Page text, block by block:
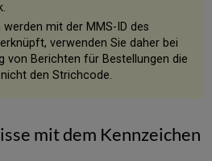
werden mit der MMS-ID des
verwenden Sie daher bei
von Berichten für Bestellungen die
den Strichcode.
mit dem Kennzeichen